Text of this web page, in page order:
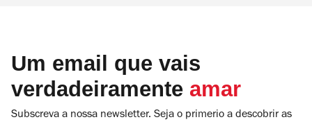
Um email que vais
verdadeiramente amar
Subscreva a nossa newsletter. Seja o primerio a descobrir as